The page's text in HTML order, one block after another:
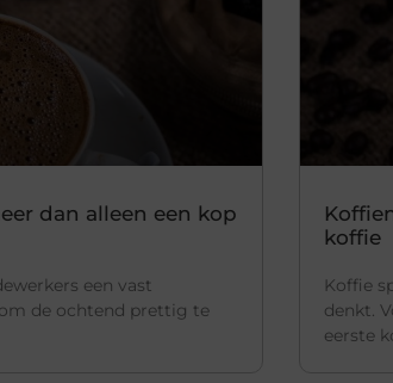
dan alleen een kop
een vast
de ochtend prettig te
koffie
Koffie
denkt.
eerste